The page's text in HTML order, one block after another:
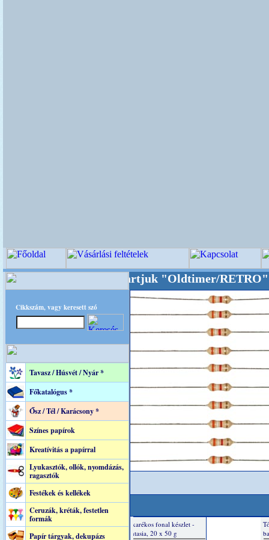
Cikkszám, vagy keresett szó
Tavasz / Húsvét / Nyár *
Főkatalógus *
Ősz / Tél / Karácsony *
Színes papírok
Kreatívitás a papírral
Lyukasztók, ollók, nyomdázás,
ragasztók
Festékek és kellékek
Ceruzák, kréták, festetlen
formák
Papír tárgyak, dekupázs
akarattal tartjuk "Oldtimer/RETRO"